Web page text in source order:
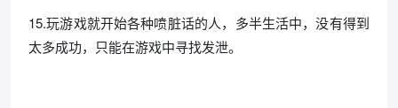
15.玩游戏就开始各种喷脏话的人，多半生活中，没有得到
太多成功，只能在游戏中寻找发泄。